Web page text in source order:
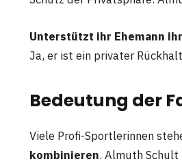
Unterstützt ihr Ehemann
Ja, er ist ein privater
Bedeutung der
Viele Profi-Sportlerinnen
kombinieren. Almuth Schult